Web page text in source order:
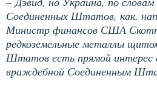
Соединенных Штатов, как,
Министр финансов США Скотт
редкоземельные металлы
Штатов есть прямой интерес
враждебной Соединенным